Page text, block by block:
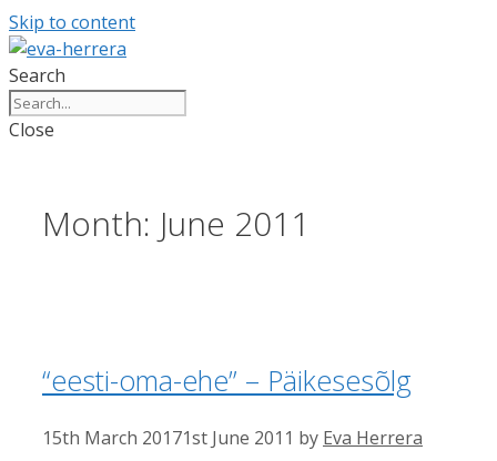
Skip to content
Search
Close
Month: June 2011
“eesti-oma-ehe” – Päikesesõlg
15th March 20171st June 2011 by Eva Herrera